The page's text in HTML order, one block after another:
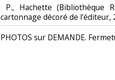
P., Hachette (Bibliothèque
cartonnage décoré de l'éditeur,
‎PHOTOS sur DEMANDE.